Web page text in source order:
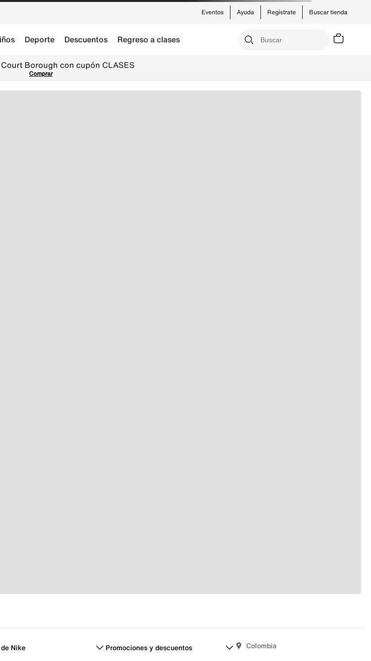
Buscar tienda
Ayuda Regístrate
Eventos
Deporte Descuentos Regreso a clases
Borough con cupón CLASES
Comprar
Nike Promociones y descuentos Colombia